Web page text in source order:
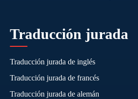
Traducción jurada
Traducción jurada de inglés
Traducción jurada de francés
Traducción jurada de alemán